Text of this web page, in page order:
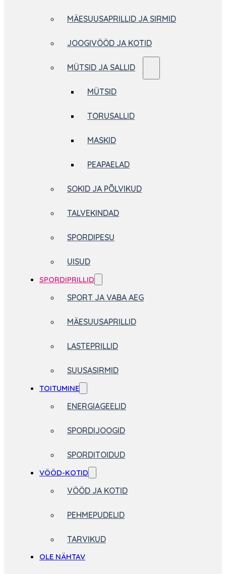
MÄESUUSAPRILLID JA SIRMID
JOOGIVÖÖD JA KOTID
MÜTSID JA SALLID
MÜTSID
TORUSALLID
MASKID
PEAPAELAD
SOKID JA PÕLVIKUD
TALVEKINDAD
SPORDIPESU
UISUD
SPORDIPRILLID
SPORT JA VABA AEG
MÄESUUSAPRILLID
LASTEPRILLID
SUUSASIRMID
TOITUMINE
ENERGIAGEELID
SPORDIJOOGID
SPORDITOIDUD
VÖÖD-KOTID
VÖÖD JA KOTID
PEHMEPUDELID
TARVIKUD
OLE NÄHTAV